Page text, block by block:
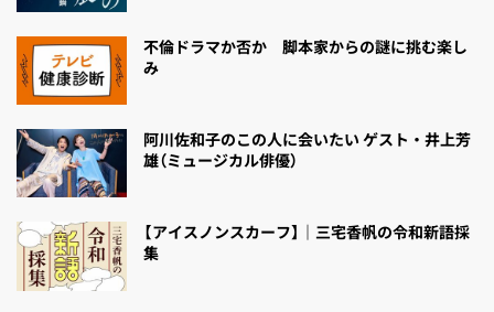
不倫ドラマか否か 脚本家からの謎に挑む楽し
み
阿川佐和子のこの人に会いたい ゲスト・井上芳
雄（ミュージカル俳優）
【アイスノンスカーフ】｜三宅香帆の令和新語採
集